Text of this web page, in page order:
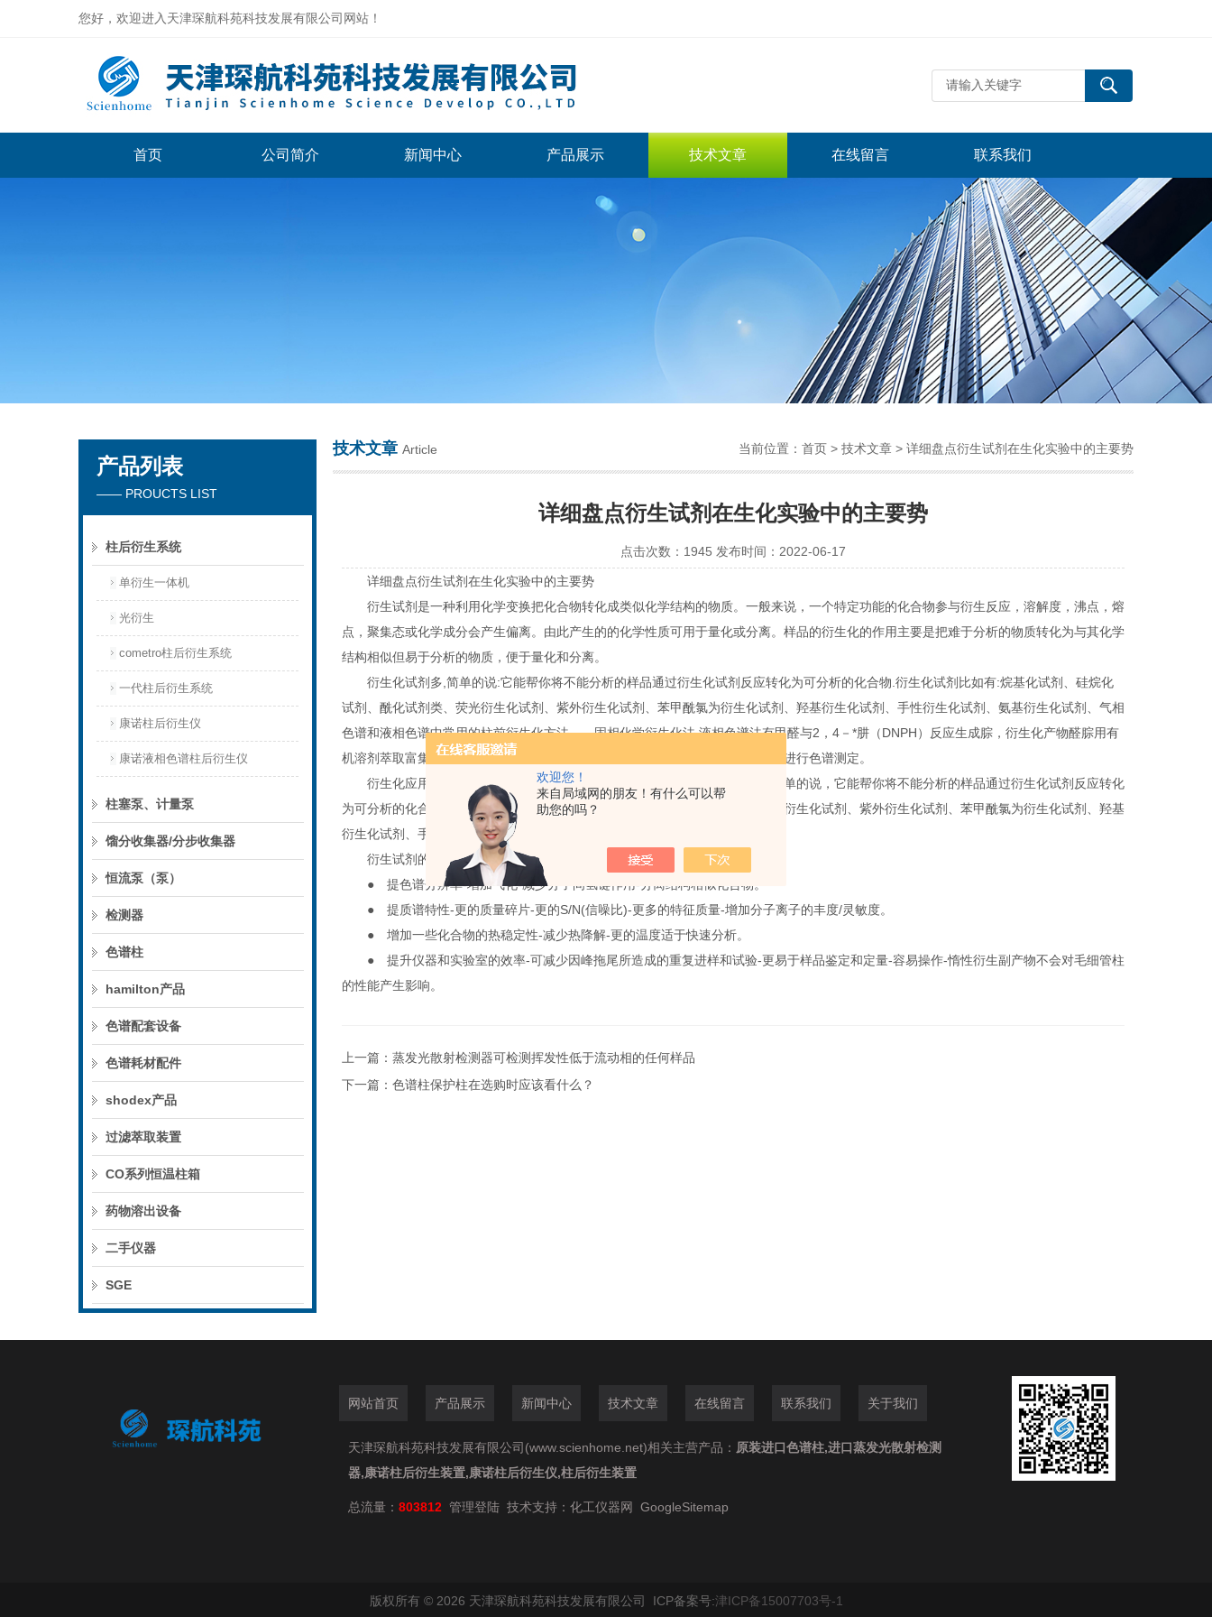
欢迎您！
来自局域网的朋友！有什么可以帮
助您的吗？
您好，欢迎进入天津琛航科苑科技发展有限公司网站！
天津琛航科苑科技发展有限公司
首页 公司简介 新闻中心 产品展示 技术文章 在线留言 联系我们
产品列表
—— PROUCTS LIST
柱后衍生系统
单衍生一体机
光衍生
cometro柱后衍生系统
一代柱后衍生系统
康诺柱后衍生仪
康诺液相色谱柱后衍生仪
柱塞泵、计量泵
馏分收集器/分步收集器
恒流泵（泵）
检测器
色谱柱
hamilton产品
色谱配套设备
色谱耗材配件
shodex产品
过滤萃取装置
CO系列恒温柱箱
药物溶出设备
二手仪器
SGE
技术文章 Article 当前位置： 首页 > 技术文章 > 详细盘点衍生试剂在生化实验中的主要势
详细盘点衍生试剂在生化实验中的主要势
点击次数：1945 发布时间：2022-06-17
详细盘点衍生试剂在生化实验中的主要势
衍生试剂是一种利用化学变换把化合物转化成类似化学结构的物质。一般来说，一个特定功能的化合物参与衍生反应，溶解度，沸点，熔
点，聚集态或化学成分会产生偏离。由此产生的的化学性质可用于量化或分离。样品的衍生化的作用主要是把难于分析的物质转化为与其化学
结构相似但易于分析的物质，便于量化和分离。
衍生化试剂多,简单的说:它能帮你将不能分析的样品通过衍生化试剂反应转化为可分析的化合物.衍生化试剂比如有:烷基化试剂、硅烷化
试剂、酰化试剂类、荧光衍生化试剂、紫外衍生化试剂、苯甲酰氯为衍生化试剂、羟基衍生化试剂、手性衍生化试剂、氨基衍生化试剂、气相
色谱和液相色谱中常用的柱前衍生化方法、、固相化学衍生化法.液相色谱法有甲醛与2，4－*肼（DNPH）反应生成腙，衍生化产物醛腙用有
机溶剂萃取富集后，在一定温度下蒸发、浓缩，再以甲醇或乙腈溶解或稀释，后进行色谱测定。
衍生化应用，现主要用于医学、制药学和食品科学领域。衍生化试剂多，简单的说，它能帮你将不能分析的样品通过衍生化试剂反应转化
为可分析的化合物，衍生化试剂有烷基化试剂、硅烷化试剂、酰化试剂类、荧光衍生化试剂、紫外衍生化试剂、苯甲酰氯为衍生化试剂、羟基
衍生化试剂、手性衍生化试剂、氨基衍生化试剂等。
衍生试剂的势：
● 提色谱分辨率-增加气化-减少分子间氢键作用-分离结构相似化合物。
● 提质谱特性-更的质量碎片-更的S/N(信噪比)-更多的特征质量-增加分子离子的丰度/灵敏度。
● 增加一些化合物的热稳定性-减少热降解-更的温度适于快速分析。
● 提升仪器和实验室的效率-可减少因峰拖尾所造成的重复进样和试验-更易于样品鉴定和定量-容易操作-惰性衍生副产物不会对毛细管柱
的性能产生影响。
上一篇： 蒸发光散射检测器可检测挥发性低于流动相的任何样品
下一篇： 色谱柱保护柱在选购时应该看什么？
网站首页 产品展示 新闻中心 技术文章 在线留言 联系我们 关于我们
天津琛航科苑科技发展有限公司(www.scienhome.net)相关主营产品： 原装进口色谱柱,进口蒸发光散射检测
器,康诺柱后衍生装置,康诺柱后衍生仪,柱后衍生装置
总流量： 803812 管理登陆 技术支持： 化工仪器网 GoogleSitemap
版权所有 © 2026 天津琛航科苑科技发展有限公司 ICP备案号:津ICP备15007703号-1